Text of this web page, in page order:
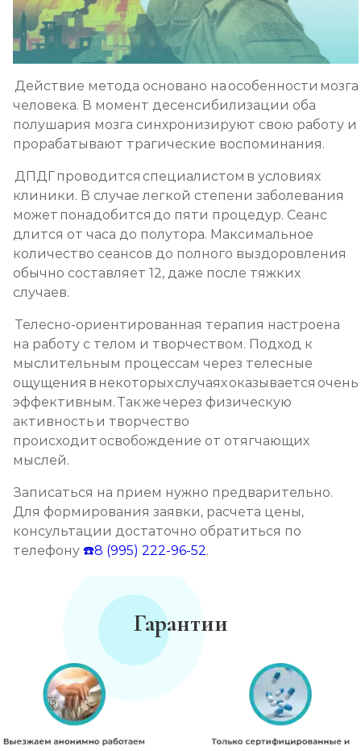
Действие метода основано на особенности мозга
человека. В момент десенсибилизации оба
полушария мозга синхронизируют свою работу и
прорабатывают трагические воспоминания.
ДПДГ проводится специалистом в условиях
клиники. В случае легкой степени заболевания
может понадобится до пяти процедур. Сеанс
длится от часа до полутора. Максимальное
количество сеансов до полного выздоровления
обычно составляет 12, даже после тяжких
случаев.
Телесно-ориентированная терапия настроена
на работу с телом и творчеством. Подход к
мыслительным процессам через телесные
ощущения в некоторых случаях оказывается очень
эффективным. Так же через физическую
активность и творчество
происходит освобождение от отягчающих
мыслей.
Записаться на прием нужно предварительно.
Для формирования заявки, расчета цены,
консультации достаточно обратиться по
телефону ☎️8 (995) 222-96-52.
Гарантии